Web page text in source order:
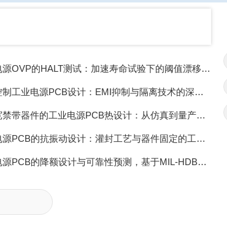
工业电源OVP的HALT测试：加速寿命试验下的阈值漂移分析
数字控制工业电源PCB设计：EMI抑制与隔离技术的深度融合
基于宽禁带器件的工业电源PCB热设计：从仿真到量产的实践指南
工业电源PCB的抗振动设计：灌封工艺与器件固定的工程实践
工业电源PCB的降额设计与可靠性预测，基于MIL-HDBK-217F的量化分析